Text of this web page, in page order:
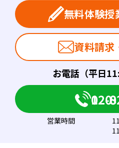
お電話（平日
0120-
無料体験授
営業時間
資料請求